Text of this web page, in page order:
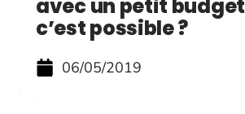
avec un petit budget
c’est possible ?
06/05/2019